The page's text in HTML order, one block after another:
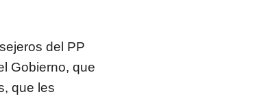
del PP
Gobierno, que
que les